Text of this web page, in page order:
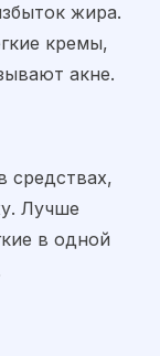
жира.
кремы,
акне.
средствах,
Лучше
в одной